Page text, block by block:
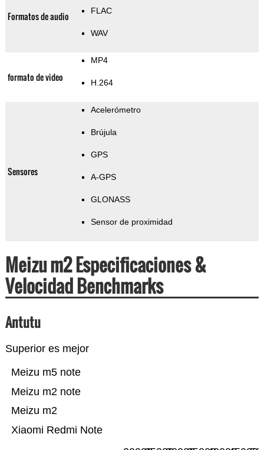
Formatos de audio FLAC
WAV
formato de video
MP4
H.264
Sensores
Acelerómetro
Brújula
GPS
A-GPS
GLONASS
Sensor de proximidad
Meizu m2 Especificaciones &
Velocidad Benchmarks
Antutu
Superior es mejor
Xiaomi Redmi Note
Meizu m2
Meizu m2 note
Meizu m5 note